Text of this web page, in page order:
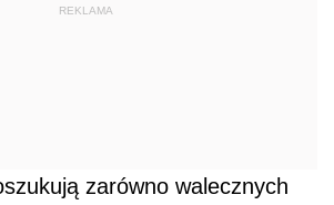
REKLAMA
zarówno walecznych